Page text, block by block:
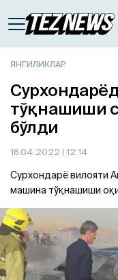
ЯНГИЛИКЛАР
тўқнашиши
бўлди
18.04.2022 | 12:14
Сурхондарё вилояти
машина тўқнашиши